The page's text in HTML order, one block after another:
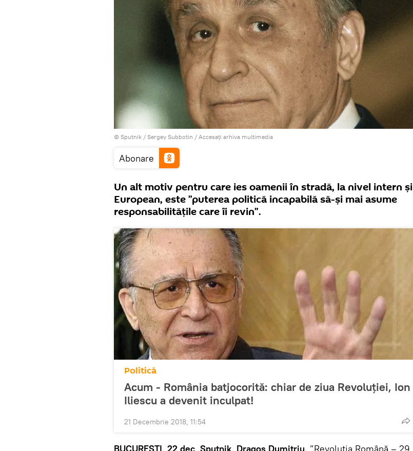
© Sputnik / Sergey Subbotin / Accesați arhiva multimedia
Abonare
Un alt motiv pentru care ies oamenii în stradă, la nivel intern și
European, este ”puterea politică incapabilă să-și mai asume
responsabilitățile care îi revin”.
Politică
Acum - România batjocorită: chiar de ziua Revoluției, Ion
Iliescu a devenit inculpat!
21 Decembrie 2018, 11:54